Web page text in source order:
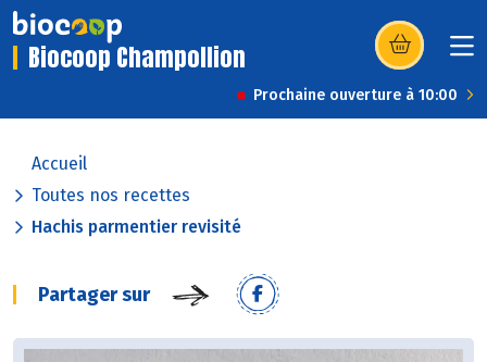
Biocoop Champollion (s’ouvre dans
Prochaine ouverture à 10:00
Accueil
Toutes nos recettes
Hachis parmentier revisité
Partager sur